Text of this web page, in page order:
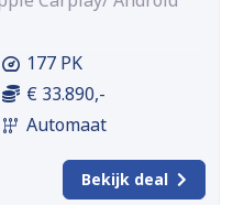
177 PK
€ 33.890,-
Automaat
Bekijk deal